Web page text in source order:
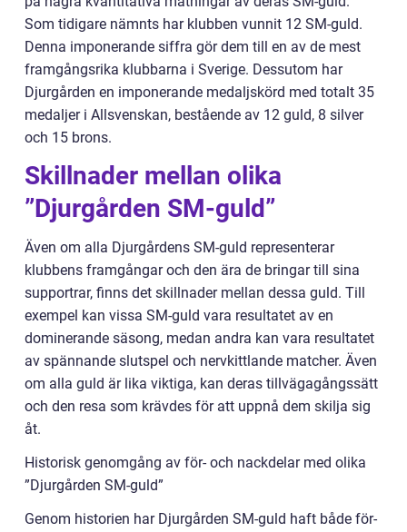
Som tidigare nämnts har klubben vunnit 12 SM-guld.
Denna imponerande siffra gör dem till en av de mest
framgångsrika klubbarna i Sverige. Dessutom har
Djurgården en imponerande medaljskörd med totalt 35
medaljer i Allsvenskan, bestående av 12 guld, 8 silver
och 15 brons.
Skillnader mellan olika
”Djurgården SM-guld”
Även om alla Djurgårdens SM-guld representerar
klubbens framgångar och den ära de bringar till sina
supportrar, finns det skillnader mellan dessa guld. Till
exempel kan vissa SM-guld vara resultatet av en
dominerande säsong, medan andra kan vara resultatet
av spännande slutspel och nervkittlande matcher. Även
om alla guld är lika viktiga, kan deras tillvägagångssätt
och den resa som krävdes för att uppnå dem skilja sig
åt.
Historisk genomgång av för- och nackdelar med olika
”Djurgården SM-guld”
Genom historien har Djurgården SM-guld haft både för-